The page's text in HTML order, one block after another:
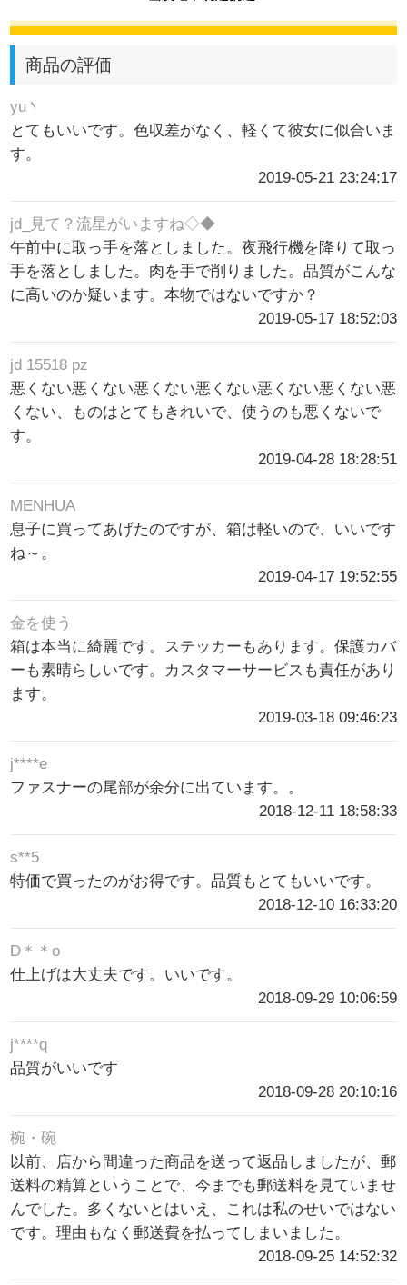
商品の評価
yu丶
とてもいいです。色収差がなく、軽くて彼女に似合いま
す。
2019-05-21 23:24:17
jd_見て？流星がいますね◇◆
午前中に取っ手を落としました。夜飛行機を降りて取っ
手を落としました。肉を手で削りました。品質がこんな
に高いのか疑います。本物ではないですか？
2019-05-17 18:52:03
jd 15518 pz
悪くない悪くない悪くない悪くない悪くない悪くない悪
くない、ものはとてもきれいで、使うのも悪くないで
す。
2019-04-28 18:28:51
MENHUA
息子に買ってあげたのですが、箱は軽いので、いいです
ね～。
2019-04-17 19:52:55
金を使う
箱は本当に綺麗です。ステッカーもあります。保護カバ
ーも素晴らしいです。カスタマーサービスも責任があり
ます。
2019-03-18 09:46:23
j****e
ファスナーの尾部が余分に出ています。。
2018-12-11 18:58:33
s**5
特価で買ったのがお得です。品質もとてもいいです。
2018-12-10 16:33:20
D＊＊o
仕上げは大丈夫です。いいです。
2018-09-29 10:06:59
j****q
品質がいいです
2018-09-28 20:10:16
椀・碗
以前、店から間違った商品を送って返品しましたが、郵
送料の精算ということで、今までも郵送料を見ていませ
んでした。多くないとはいえ、これは私のせいではない
です。理由もなく郵送費を払ってしまいました。
2018-09-25 14:52:32